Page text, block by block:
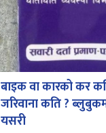
बाइक वा कारको कर
जरिवाना कति ?
यसरी